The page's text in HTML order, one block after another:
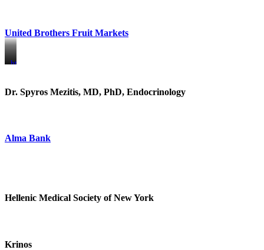
United Brothers Fruit Markets
https://www.unitedbrothersfruitmarkets.com/
https://www.unitedbrothersfruitmarkets.com/
Dr. Spyros Mezitis, MD, PhD, Endocrinology
Alma Bank
Hellenic Medical Society of New York
Krinos